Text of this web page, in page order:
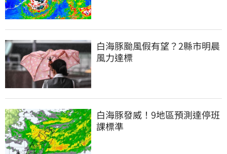
白海豚颱風假有望？2縣市明晨
風力達標
白海豚發威！9地區預測達停班
課標準